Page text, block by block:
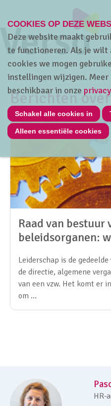
Home Thema's HRwijs
Berichten
Raad van bestuur
beleidsorganen:
Leiderschap is de
de directie, algemene
van een vzw. Het komt er
om …
HR-
COOKIES OP DEZE
Deze website maakt
te functioneren. Als je wilt
cookies we mogen
instellingen wijzigen.
beschikbaar in onze
Schakel alle cookies in
Alleen essentiële cookies